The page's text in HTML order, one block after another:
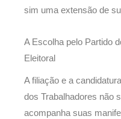
sim uma extensão de
A Escolha pelo Partido
Eleitoral
A filiação e a
dos Trabalhadores não
acompanha suas